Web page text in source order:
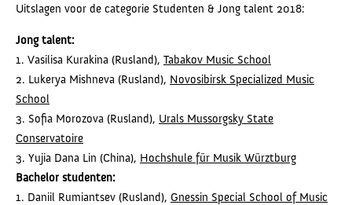
Uitslagen voor de categorie Studenten & Jong talent 2018:
Jong talent:
1. Vasilisa Kurakina (Rusland), Tabakov Music School
2. Lukerya Mishneva (Rusland), Novosibirsk Specialized Music
School
3. Sofia Morozova (Rusland), Urals Mussorgsky State
Conservatoire
3. Yujia Dana Lin (China), Hochshule für Musik Würztburg
Bachelor studenten:
1. Daniil Rumiantsev (Rusland), Gnessin Special School of Music